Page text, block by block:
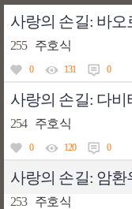
사랑의 손길: 바
255 주호식
0 131 0
사랑의 손길: 다비
254 주호식
0 120 0
사랑의 손길: 암
253 주호식